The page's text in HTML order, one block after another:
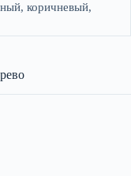
коричневый,